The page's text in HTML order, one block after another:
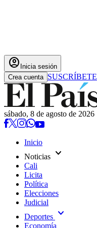
account_circle Inicia sesión
Crea cuenta SUSCRÍBETE
sábado, 8 de agosto de 2026
Inicio
Noticias expand_more
Cali
Licita
Política
Elecciones
Judicial
Deportes expand_more
Economía